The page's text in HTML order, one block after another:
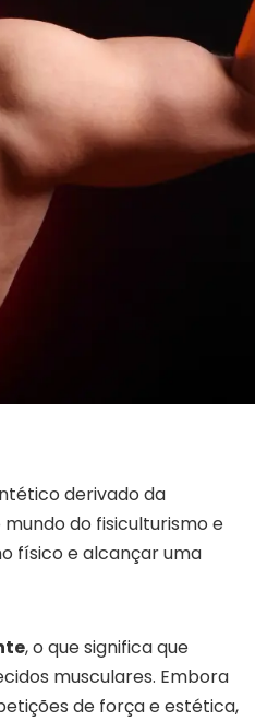
derivado da
do fisiculturismo e
físico e alcançar uma
, o que significa que
musculares. Embora
de força e estética,